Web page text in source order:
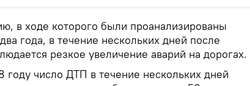
в ходе которого были проанализированы
года, в течение нескольких дней после
резкое увеличение аварий на дорогах.
число ДТП в течение нескольких дней